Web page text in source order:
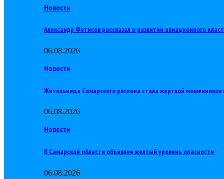
Новости
Александр Фетисов рассказал о развитии авиационного
06.08.2026
Новости
Жительница Самарского региона стала жертвой мошенников
06.08.2026
Новости
В Самарской области объявлен желтый уровень опасности
06.08.2026